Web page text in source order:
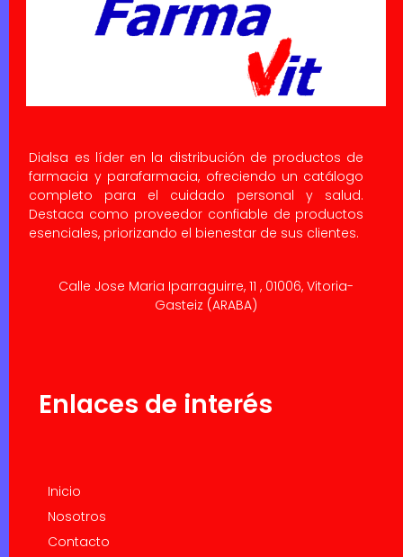
Dialsa es líder en la distribución de productos de
farmacia y parafarmacia, ofreciendo un catálogo
completo para el cuidado personal y salud.
Destaca como proveedor confiable de productos
esenciales, priorizando el bienestar de sus clientes.
Calle Jose Maria Iparraguirre, 11 , 01006, Vitoria-
Gasteiz (ARABA)
Enlaces de interés
Inicio
Nosotros
Contacto